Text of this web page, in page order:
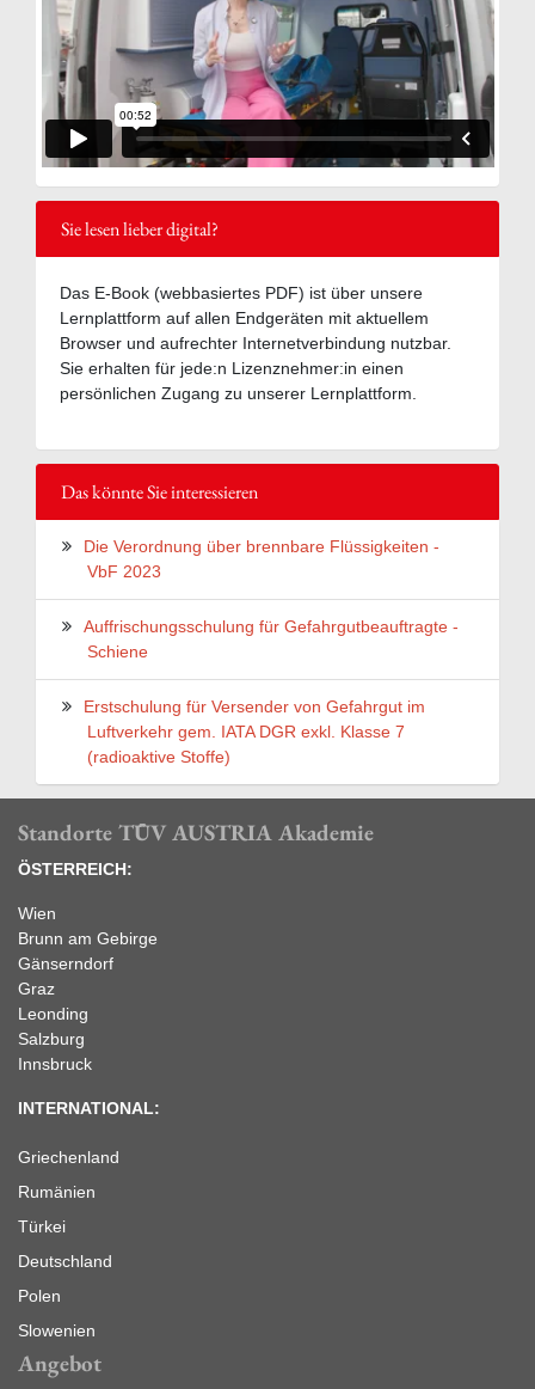
Sie lesen lieber digital?
Das E-Book (webbasiertes PDF) ist über unsere
Lernplattform auf allen Endgeräten mit aktuellem
Browser und aufrechter Internetverbindung nutzbar.
Sie erhalten für jede:n Lizenznehmer:in einen
persönlichen Zugang zu unserer Lernplattform.
Das könnte Sie interessieren
Die Verordnung über brennbare Flüssigkeiten -
VbF 2023
Auffrischungsschulung für Gefahrgutbeauftragte -
Schiene
Erstschulung für Versender von Gefahrgut im
Luftverkehr gem. IATA DGR exkl. Klasse 7
(radioaktive Stoffe)
Standorte TÜV AUSTRIA Akademie
ÖSTERREICH:
Wien
Brunn am Gebirge
Gänserndorf
Graz
Leonding
Salzburg
Innsbruck
INTERNATIONAL:
Griechenland
Rumänien
Türkei
Deutschland
Polen
Slowenien
Angebot